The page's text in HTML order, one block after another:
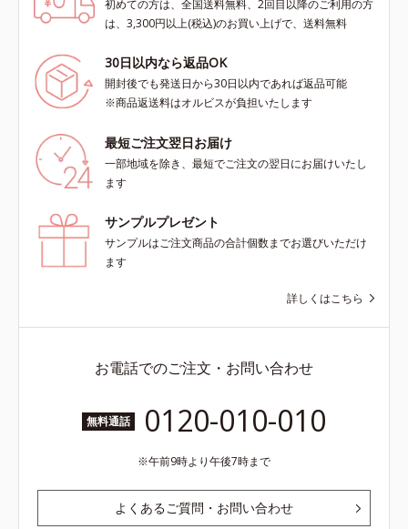
初めての方は、全国送料無料、2回目以降のご利用の方
は、3,300円以上(税込)のお買い上げで、送料無料
30日以内なら返品OK
開封後でも発送日から30日以内であれば返品可能
※商品返送料はオルビスが負担いたします
最短ご注文翌日お届け
一部地域を除き、最短でご注文の翌日にお届けいたし
ます
サンプルプレゼント
サンプルはご注文商品の合計個数までお選びいただけ
ます
詳しくはこちら
お電話でのご注文・お問い合わせ
無料通話 0120-010-010
午前9時より午後7時まで
よくあるご質問・お問い合わせ